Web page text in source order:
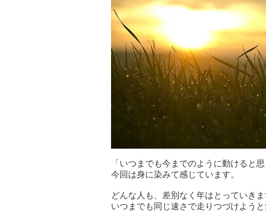
「いつまでも今までのように動けると
今回は身に染みて感じています。
どんな人も、差別なく年はとっていきま
いつまでも同じ速さで走りつづけよう